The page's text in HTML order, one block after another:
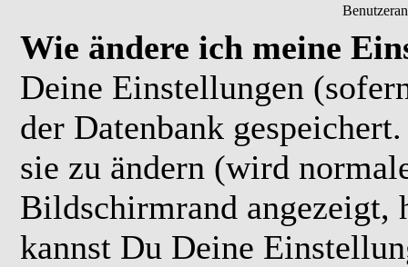
Wie ändere ich meine
Deine Einstellungen
der Datenbank
sie zu ändern (wird
Bildschirmrand angezeigt,
kannst Du Deine